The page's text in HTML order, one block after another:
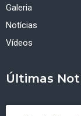
Galeria
Notícias
Vídeos
Últimas